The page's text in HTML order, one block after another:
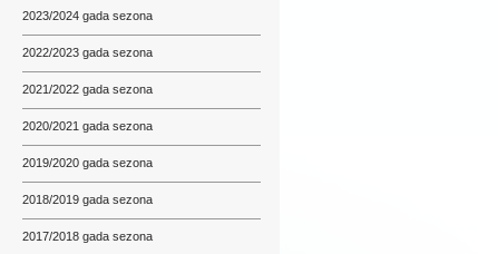
2023/2024 gada sezona
2022/2023 gada sezona
2021/2022 gada sezona
2020/2021 gada sezona
2019/2020 gada sezona
2018/2019 gada sezona
2017/2018 gada sezona